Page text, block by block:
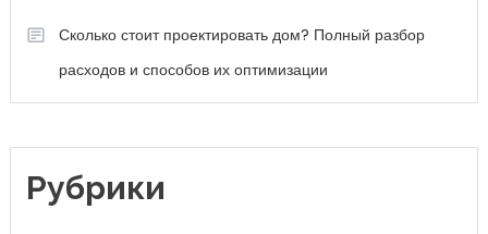
Сколько стоит проектировать дом? Полный разбор
расходов и способов их оптимизации
Рубрики